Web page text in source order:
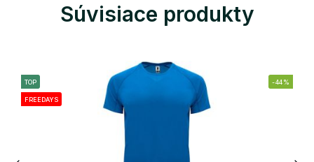
Súvisiace produkty
TOP
FREEDAYS
-44%